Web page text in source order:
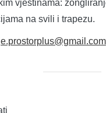
vještinama:
na svili i trapezu.